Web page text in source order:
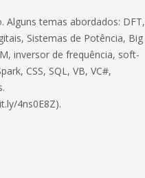
temas abordados: DFT,
Sistemas de Potência, Big
inversor de frequência, soft-
CSS, SQL, VB, VC#,
4ns0E8Z).